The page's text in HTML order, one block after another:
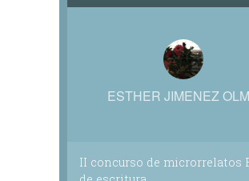
ESTHER JIMENEZ
II concurso de microrrelatos